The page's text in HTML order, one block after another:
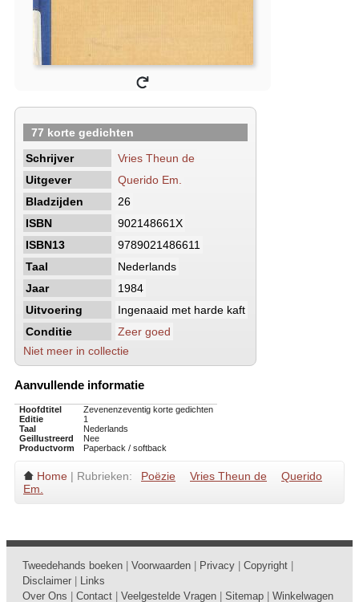
77 korte gedichten
Schrijver
Vries Theun de
Uitgever
Querido Em.
Bladzijden
26
ISBN
902148661X
ISBN13
9789021486611
Taal
Nederlands
Jaar
1984
Uitvoering
Ingenaaid met harde kaft
Conditie
Zeer goed
Niet meer in collectie
Aanvullende informatie
Hoofdtitel
Zevenenzeventig korte gedichten
Editie
1
Taal
Nederlands
Geillustreerd
Nee
Productvorm
Paperback / softback
Home | Rubrieken: Poëzie Vries Theun de
Querido
Em.
Tweedehands boeken Voorwaarden Privacy Copyright
Disclaimer
Links
Over Ons
Contact Veelgestelde Vragen Sitemap Winkelwagen